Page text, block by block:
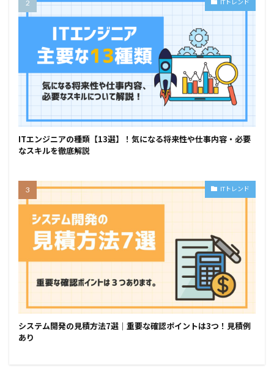
ITトレンド
ITエンジニアの種類【13選】！気になる将来性や仕事内容・必要
なスキルを徹底解説
ITトレンド
システム開発の見積方法7選｜重要な確認ポイントは3つ！見積例
あり